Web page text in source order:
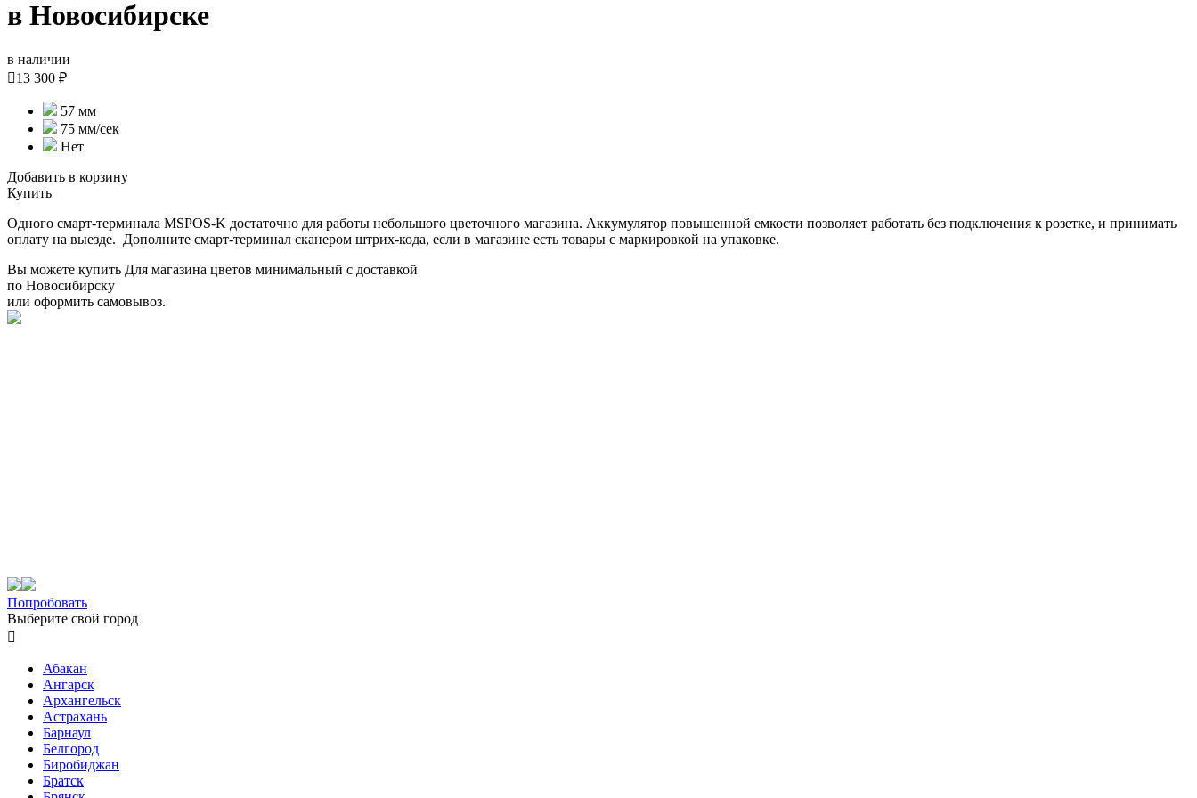
в Новосибирске
в наличии
13 300 ₽
57 мм
75 мм/cек
Нет
Добавить в корзину
Купить
Одного смарт-терминала MSPOS-K достаточно для работы небольшого цветочного магазина. Аккумулятор повышенной емкости позволяет работать без подключения к розетке, и принимать
оплату на выезде. Дополните смарт-терминал сканером штрих-кода, если в магазине есть товары с маркировкой на упаковке.
Вы можете купить Для магазина цветов минимальный с доставкой
по Новосибирску
или оформить самовывоз.
Попробовать
Выберите свой город

Абакан
Ангарск
Архангельск
Астрахань
Барнаул
Белгород
Биробиджан
Братск